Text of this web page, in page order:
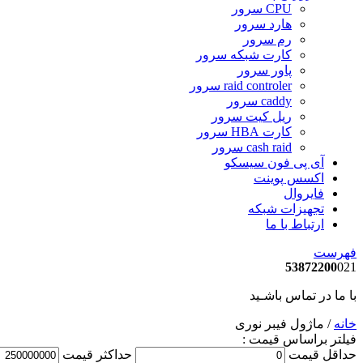
CPU سرور
هارد سرور
رم سرور
کارت شبکه سرور
پاور سرور
raid controler سرور
caddy سرور
ریل کیت سرور
کارت HBA سرور
cash raid سرور
آی پی فون سیسکو
اکسس پوینت
فایروال
تجهیزات شبکه
ارتباط با ما
فهرست
53872200021
با ما در تماس باشـید
خانه / ماژول فیبر نوری
فیلتر براساس قیمت :
حداقل قیمت
حداکثر قیمت